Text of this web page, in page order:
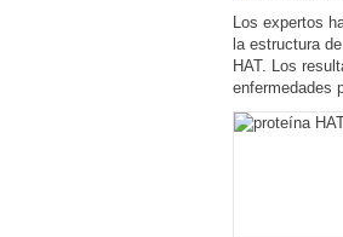
Los expertos
la estructura
HAT. Los
enfermedades